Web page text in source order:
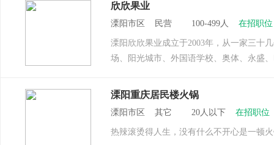
欣欣果业
溧阳市区 民营 100-499人 在招职
溧阳欣欣果业成立于2003年，从一家三十
场、阳光城市、外国语学校、奥体、永盛
溧阳重庆居民楼火锅
溧阳市区 其它 20人以下 在招职位
热辣滚烫得人生，没有什么不开心是一顿